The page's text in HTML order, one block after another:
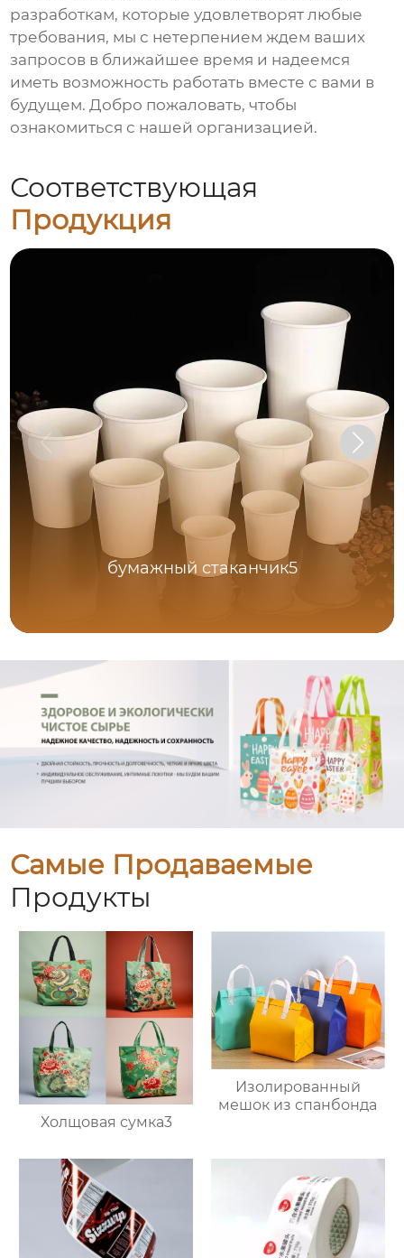
разработкам, которые удовлетворят любые
требования, мы с нетерпением ждем ваших
запросов в ближайшее время и надеемся
иметь возможность работать вместе с вами в
будущем. Добро пожаловать, чтобы
ознакомиться с нашей организацией.
Соответствующая
Продукция
бумажный стаканчик5
Самые Продаваемые
Продукты
Холщовая сумка3
Изолированный
мешок из спанбонда